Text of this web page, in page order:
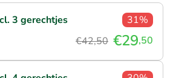
3 gerechtjes
31%
€42,50 €29,50